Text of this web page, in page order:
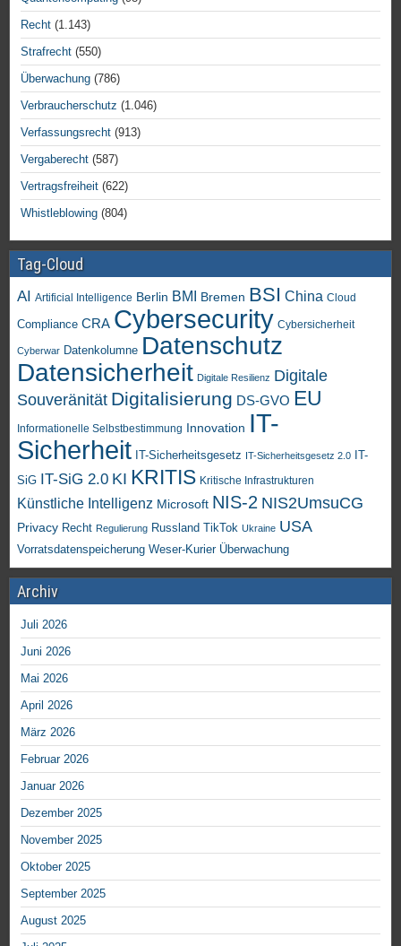
Recht (1.143)
Strafrecht (550)
Überwachung (786)
Verbraucherschutz (1.046)
Verfassungsrecht (913)
Vergaberecht (587)
Vertragsfreiheit (622)
Whistleblowing (804)
Tag-Cloud
AI Artificial Intelligence Berlin BMI Bremen BSI China Cloud
Compliance CRA Cybersecurity Cybersicherheit
Cyberwar Datenkolumne Datenschutz
Datensicherheit Digitale Resilienz Digitale
Souveränität Digitalisierung DS-GVO EU
Informationelle Selbstbestimmung Innovation IT-
Sicherheit IT-Sicherheitsgesetz IT-Sicherheitsgesetz 2.0
IT-
SiG IT-SiG 2.0 KI KRITIS Kritische Infrastrukturen
Künstliche Intelligenz Microsoft NIS-2 NIS2UmsuCG
Privacy Recht Regulierung Russland TikTok Ukraine USA
Vorratsdatenspeicherung Weser-Kurier Überwachung
Archiv
Juli 2026
Juni 2026
Mai 2026
April 2026
März 2026
Februar 2026
Januar 2026
Dezember 2025
November 2025
Oktober 2025
September 2025
August 2025